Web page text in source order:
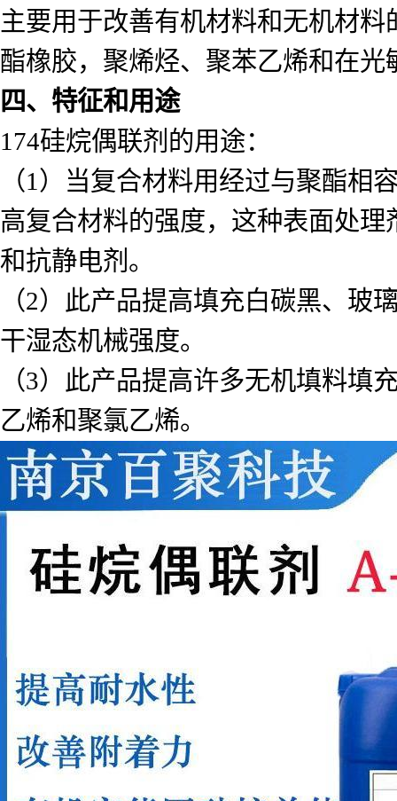
主要用于改善有机材料和无机材
酯橡胶，聚烯烃、聚苯乙烯和在光
四、特征和用途
174硅烷偶联剂的用途：
（1）当复合材料用经过与聚酯相
高复合材料的强度，这种表面处
和抗静电剂。
（2）此产品提高填充白碳黑、玻
干湿态机械强度。
（3）此产品提高许多无机填料填
乙烯和聚氯乙烯。